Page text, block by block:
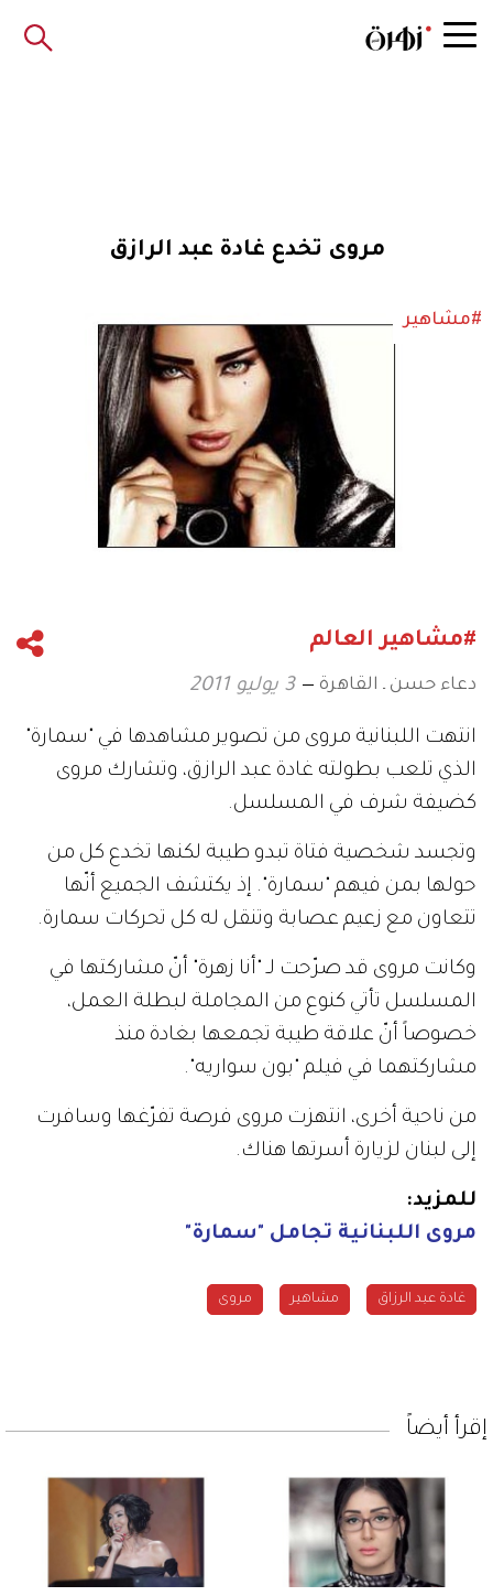
مروى تخدع غادة عبد الرازق
#مشاهير
#مشاهير العالم
دعاء حسن ـ القاهرة 3 يوليو 2011
انتهت اللبنانية مروى من تصوير مشاهدها في "سمارة"
الذي تلعب بطولته غادة عبد الرازق، وتشارك مروى
كضيفة شرف في المسلسل.
وتجسد شخصية فتاة تبدو طيبة لكنها تخدع كل من
حولها بمن فيهم "سمارة". إذ يكتشف الجميع أنّها
تتعاون مع زعيم عصابة وتنقل له كل تحركات سمارة.
وكانت مروى قد صرّحت لـ "أنا زهرة" أنّ مشاركتها في
المسلسل تأتي كنوع من المجاملة لبطلة العمل،
خصوصاً أنّ علاقة طيبة تجمعها بغادة منذ
مشاركتهما في فيلم "بون سواريه".
من ناحية أخرى، انتهزت مروى فرصة تفرّغها وسافرت
إلى لبنان لزيارة أسرتها هناك.
للمزيد:
مروى اللبنانية تجامل "سمارة"
غادة عبد الرزاق مشاهير مروى
إقرأ أيضاً